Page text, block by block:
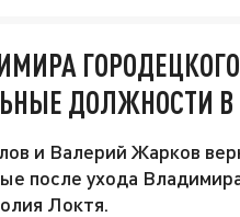
ДОЛЖНОСТИ В
и Валерий Жарков
после ухода
Локтя.